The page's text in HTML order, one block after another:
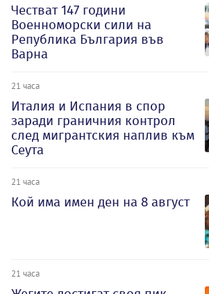
Честват 147 години
Военноморски сили на
Република България във
Варна
21 часа
Италия и Испания в спор
заради граничния контрол
след мигрантския наплив към
Сеута
21 часа
Кой има имен ден на 8 август
21 часа